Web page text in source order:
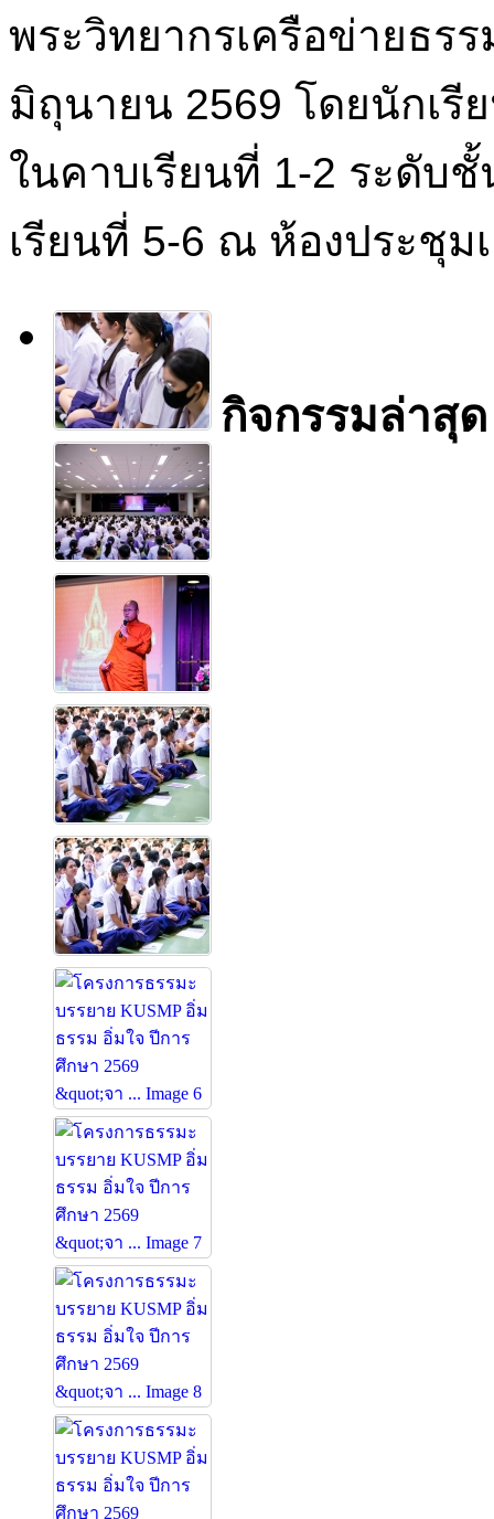
พระวิทยากรเครือข่ายธร
มิถุนายน 2569 โดยนักเ
ในคาบเรียนที่ 1-2 ระดับ
เรียนที่ 5-6 ณ ห้องประชุม
กิจกรรมล่าสุด